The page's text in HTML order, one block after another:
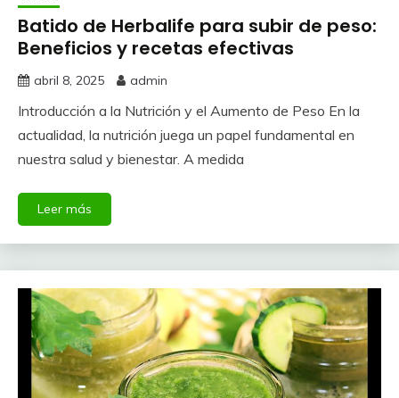
Batido de Herbalife para subir de peso:
Beneficios y recetas efectivas
abril 8, 2025 admin
Introducción a la Nutrición y el Aumento de Peso En la
actualidad, la nutrición juega un papel fundamental en
nuestra salud y bienestar. A medida
Leer más